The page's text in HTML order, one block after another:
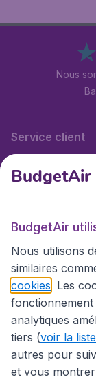
Nous
Service client
BudgetAir.fr
Sites
BudgetAir
BudgetAir
Nous utilisons
similaires
cookies . Les
fonctionnement
analytiques
tiers (voir la liste
autres pour
et vous